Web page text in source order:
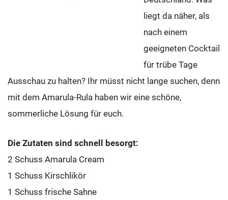
liegt da näher, als
nach einem
geeigneten Cocktail
für trübe Tage
Ausschau zu halten? Ihr müsst nicht lange suchen, denn
mit dem Amarula-Rula haben wir eine schöne,
sommerliche Lösung für euch.
Die Zutaten sind schnell besorgt:
2 Schuss Amarula Cream
1 Schuss Kirschlikör
1 Schuss frische Sahne